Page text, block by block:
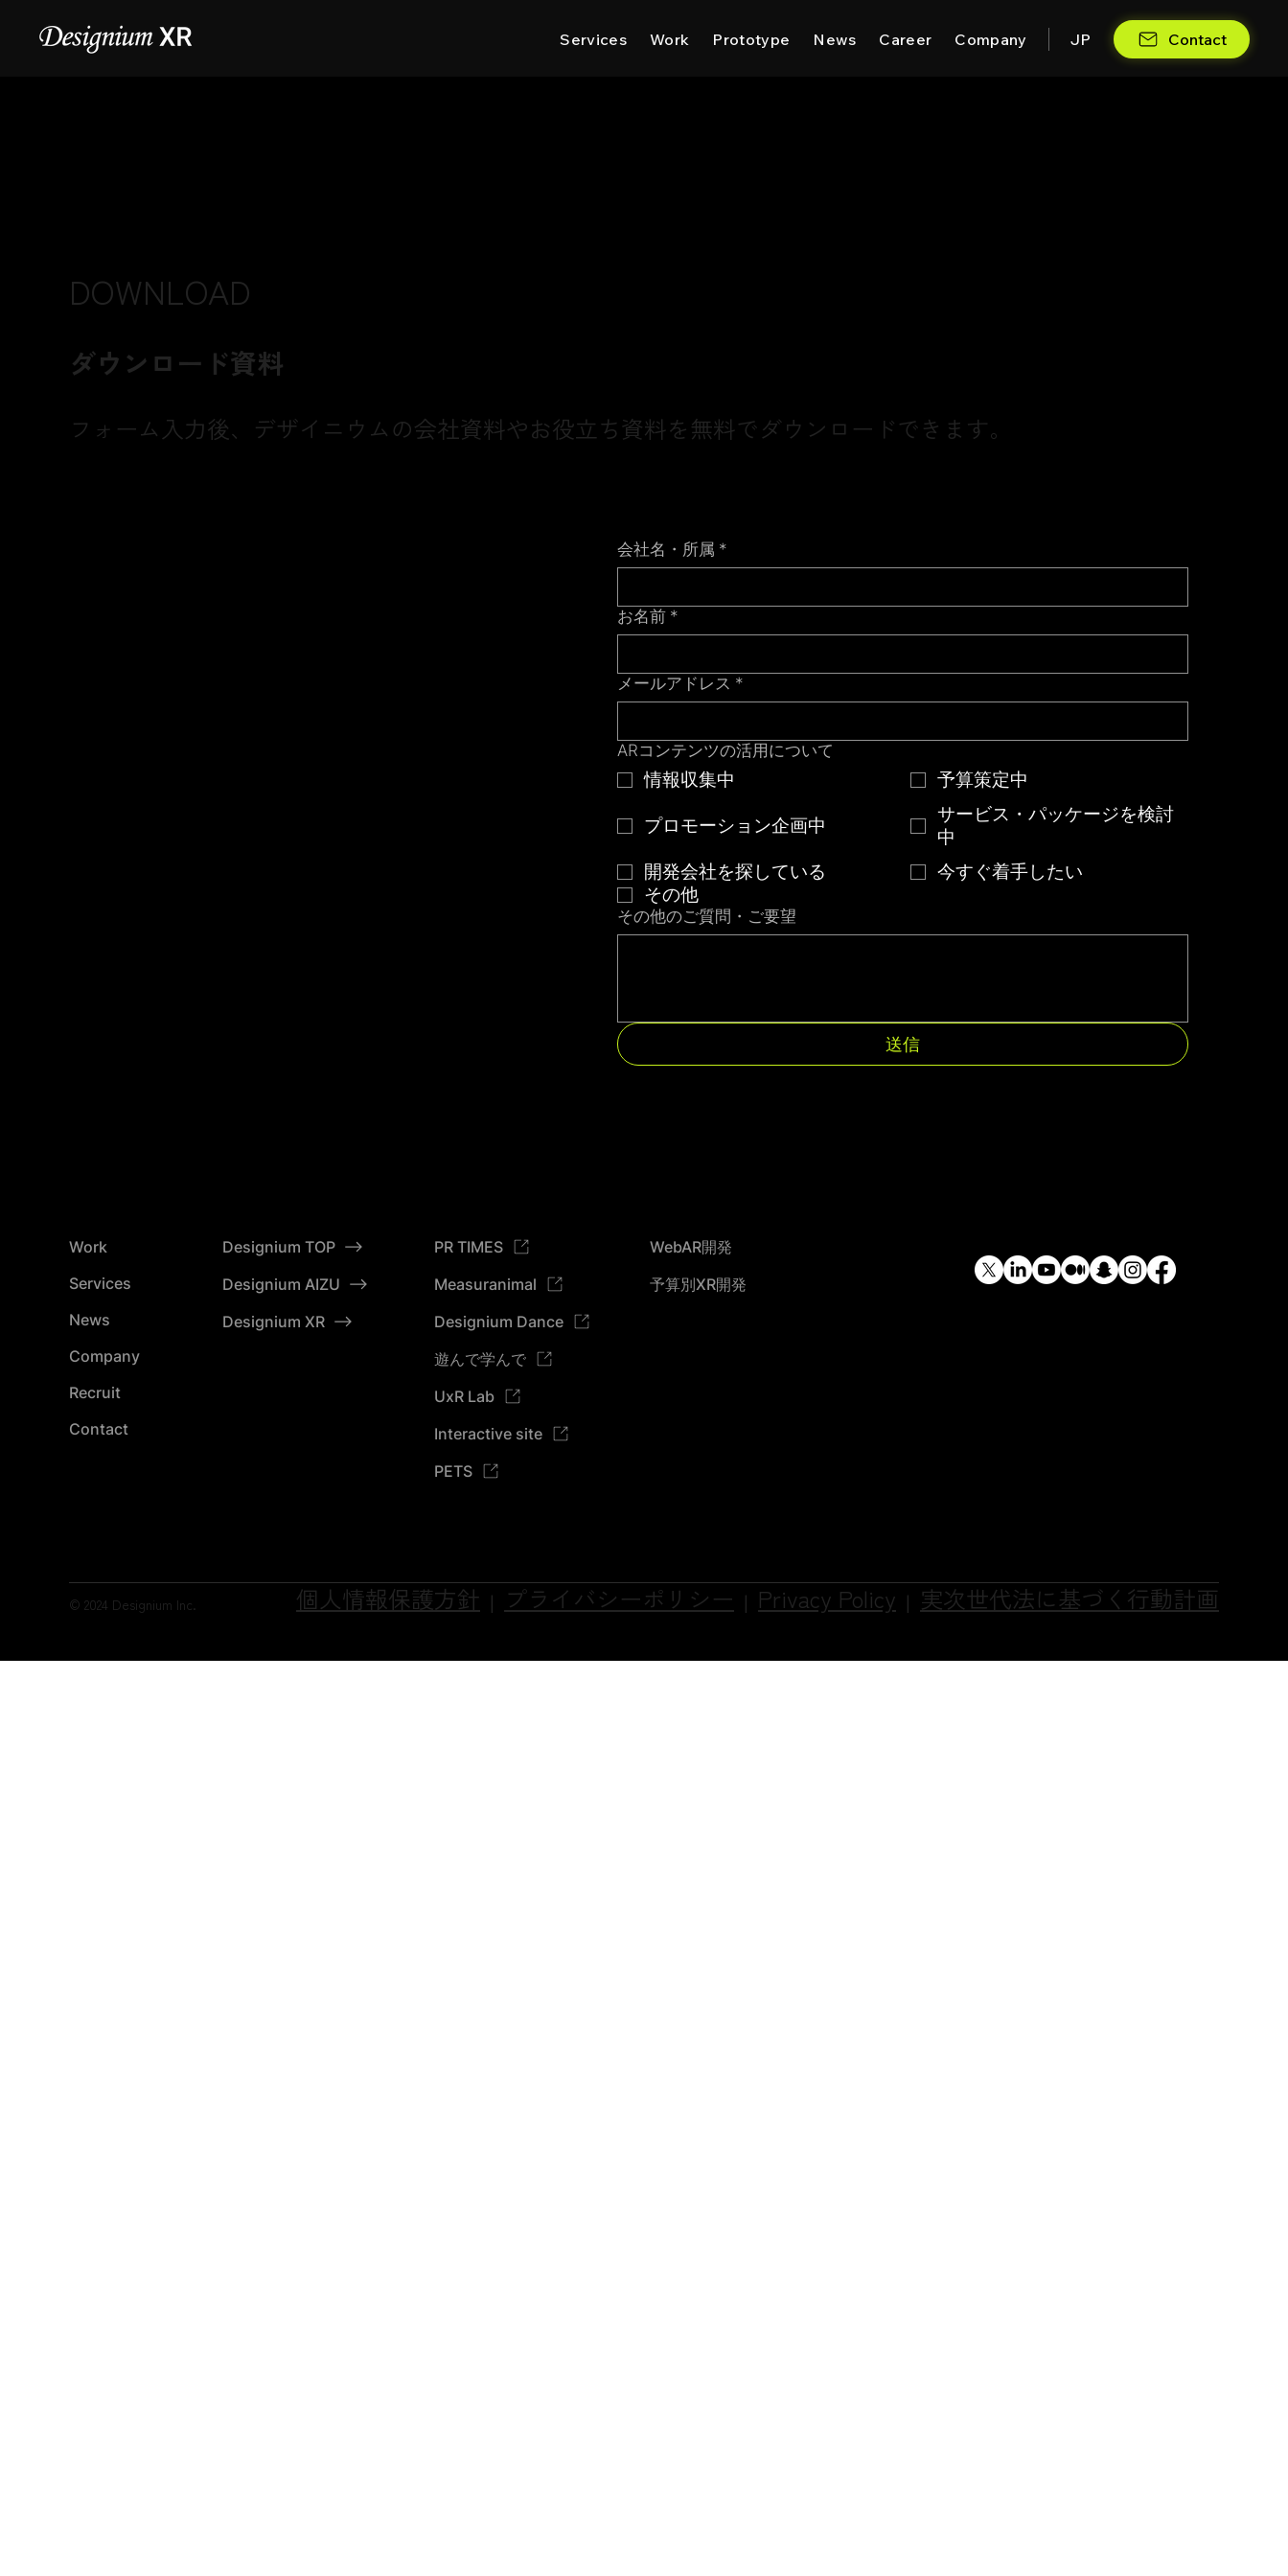
Services Work Prototype News Career Company JP Contact
DOWNLOAD
ダウンロード資料
​フォーム入力後、デザイニウムの会社資料やお役立ち資料を無料でダウンロードできます。
会社名・所属 *
お名前 *
メールアドレス *
ARコンテンツの活用について
情報収集中 予算策定中
プロモーション企画中
サービス・パッケージを検討
中
開発会社を探している
今すぐ着手したい
その他
その他のご質問・ご要望
送信
Work
Services
News
Company
Recruit
Contact
Designium TOP
Designium AIZU
Designium XR
PR TIMES
Measuranimal
Designium Dance
遊んで学んで
PETS
UxR Lab
Interactive site
WebAR開発
予算別XR開発
© 2024 Designium Inc. 個人情報保護方針 | プライバシーポリシー | Privacy Policy | 実次世代法に基づく行動計画